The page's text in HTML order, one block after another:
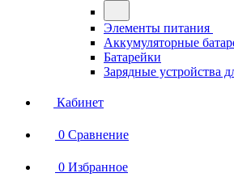
Элементы питания
Аккумуляторные
Батарейки
Зарядные устройства
Кабинет
0 Сравнение
0 Избранное